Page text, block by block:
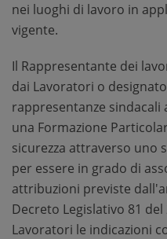
nei luoghi di lavoro in
vigente.
Il Rappresentante dei
dai Lavoratori o
rappresentanze sindacali
una Formazione
sicurezza attraverso uno
per essere in grado di
attribuzioni previste
Decreto Legislativo 81
Lavoratori le indicazioni